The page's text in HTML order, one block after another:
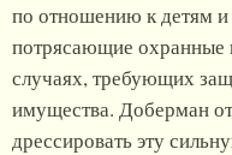
по отношению к детям
потрясающие охранные
случаях, требующих
имущества. Доберман
дрессировать эту